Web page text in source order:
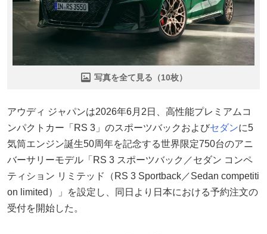
写真を全て見る（10枚）
アウディ ジャパンは2026年6月2日、高性能プレミアムコ
ンパクトカー「RS 3」のスポーツバックおよびセダンに5
気筒エンジン誕生50周年を記念する世界限定750台のアニ
バーサリーモデル「RS 3 スポーツバック／セダン コンペ
ティション リミテッド（RS 3 Sportback／Sedan competiti
on limited）」を設定し、同日より日本における予約注文の
受付を開始した。